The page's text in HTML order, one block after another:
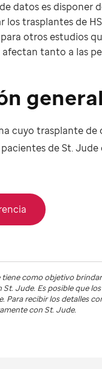
datos es
los trasplantes de
otros estudios
tanto a las
cuyo trasplante
de St.
como objetivo
St. Jude. Es posible que
. Para recibir los detalles
con St. Jude.